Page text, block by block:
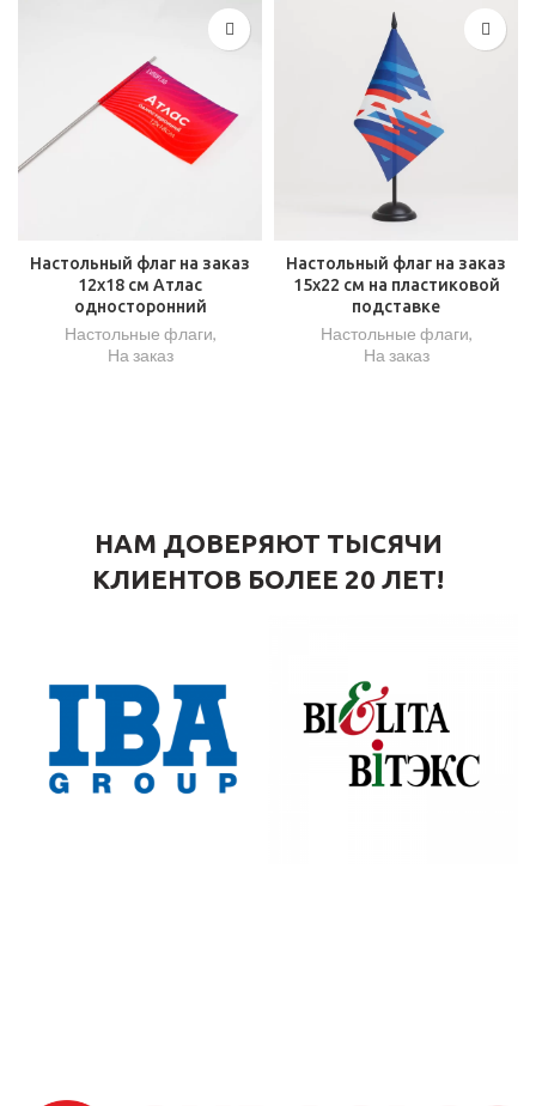
Настольный флаг на заказ
12х18 см Атлас
односторонний
Настольные флаги,
На заказ
Настольный флаг на заказ
15х22 см на пластиковой
подставке
Настольные флаги,
На заказ
НАМ ДОВЕРЯЮТ ТЫСЯЧИ
КЛИЕНТОВ БОЛЕЕ 20 ЛЕТ!